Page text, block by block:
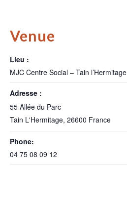
Venue
Lieu :
MJC Centre Social – Tain l’Hermitage
Adresse :
55 Allée du Parc
Tain L'Hermitage, 26600 France
Phone:
04 75 08 09 12